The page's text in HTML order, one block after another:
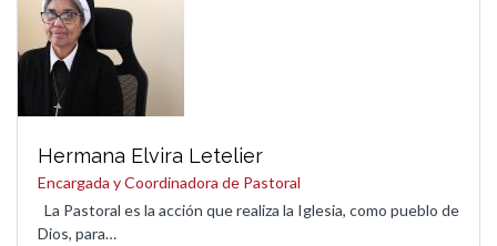
Hermana Elvira Letelier
Encargada y Coordinadora de Pastoral
La Pastoral es la acción que realiza la Iglesia, como pueblo de
Dios, para…